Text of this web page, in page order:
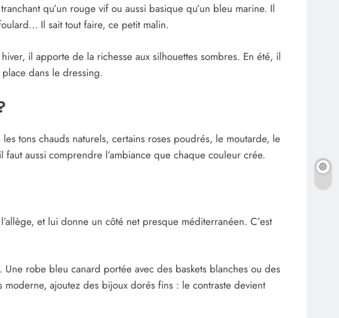
qu’un rouge vif ou aussi basique qu’un bleu marine. Il
Il sait tout faire, ce petit malin.
il apporte de la richesse aux silhouettes sombres. En été, il
dans le dressing.
tons chauds naturels, certains roses poudrés, le moutarde, le
aussi comprendre l’ambiance que chaque couleur crée.
et lui donne un côté net presque méditerranéen. C’est
robe bleu canard portée avec des baskets blanches ou des
ajoutez des bijoux dorés fins : le contraste devient